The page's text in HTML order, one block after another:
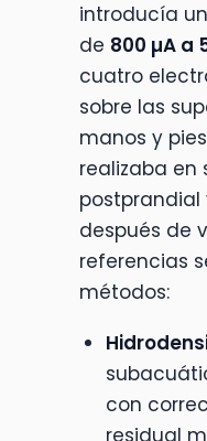
introducía
de 800 µA a
cuatro
sobre las
manos y
realizaba en
postprandial
después de
referencias
métodos:
con